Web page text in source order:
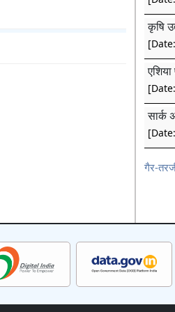
कृषि
सार्क
गैर-